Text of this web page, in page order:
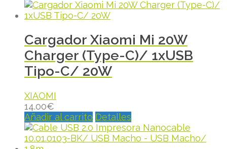
Cargador Xiaomi Mi 20W
Charger (Type-C)/ 1xUSB
Tipo-C/ 20W
XIAOMI
14.00€
Añadir al carrito Detalles